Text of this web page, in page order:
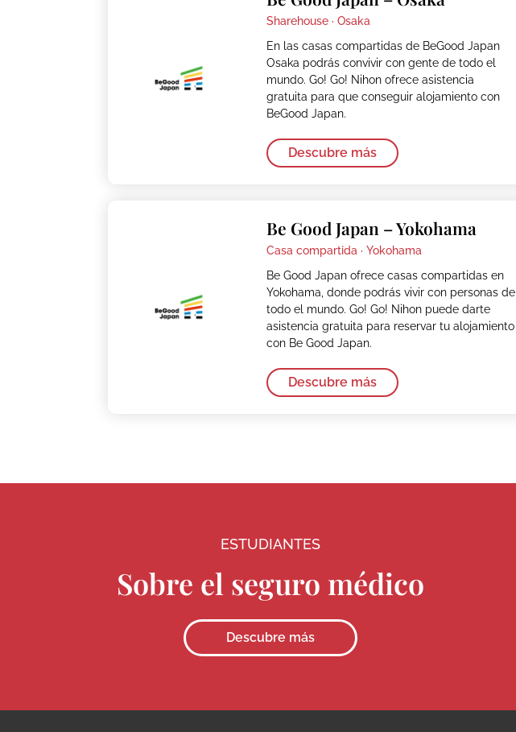
Sharehouse · Osaka
En las casas compartidas de BeGood Japan
Osaka podrás convivir con gente de todo el
mundo. Go! Go! Nihon ofrece asistencia
gratuita para que conseguir alojamiento con
BeGood Japan.
Descubre más
Be Good Japan – Yokohama
Casa compartida · Yokohama
Be Good Japan ofrece casas compartidas en
Yokohama, donde podrás vivir con personas de
todo el mundo. Go! Go! Nihon puede darte
asistencia gratuita para reservar tu alojamiento
con Be Good Japan.
Descubre más
ESTUDIANTES
Sobre el seguro médico
Descubre más